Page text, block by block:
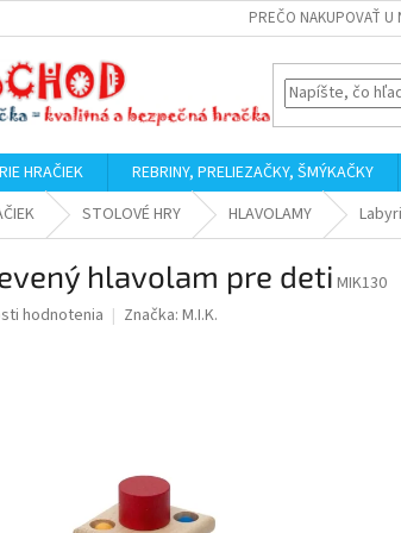
PREČO NAKUPOVAŤ U
HRAČIEK REBRINY, PRELIEZAČKY, ŠMÝKAČKY
STOLOVÉ HRY HLAVOLAMY
hlavolam pre deti MIK130
hodnotenia Značka: M.I.K.